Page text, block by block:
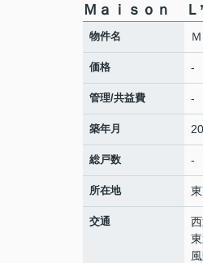
Ｍａｉｓｏｎ Ｌ
物件名
価格 -
管理/共益費 -
築年月
総戸数 -
所在地
交通